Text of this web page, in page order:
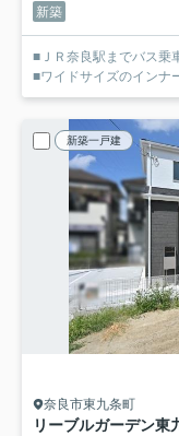
新築
■ＪＲ奈良駅までバス乗
■ワイドサイズのインナ
新築一戸建
奈良市東九条町
リーブルガーデン東